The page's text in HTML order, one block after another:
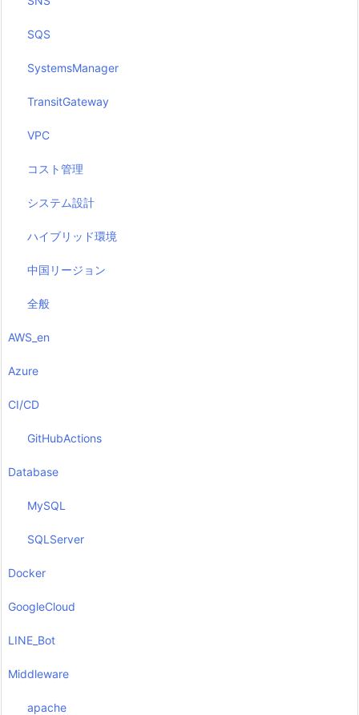
SQS
SystemsManager
TransitGateway
VPC
コスト管理
システム設計
ハイブリッド環境
中国リージョン
全般
AWS_en
Azure
CI/CD
GitHubActions
Database
MySQL
SQLServer
Docker
GoogleCloud
LINE_Bot
Middleware
apache